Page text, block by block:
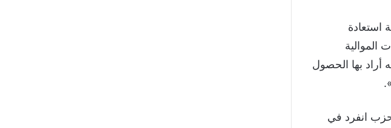
استعادة
الموالية
أراد بها الحصول
انفرد في